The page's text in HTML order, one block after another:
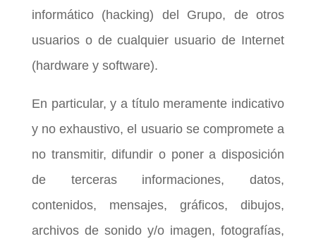
informático (hacking) del Grupo, de otros
usuarios o de cualquier usuario de Internet
(hardware y software).
En particular, y a título meramente indicativo
y no exhaustivo, el usuario se compromete a
no transmitir, difundir o poner a disposición
de terceras informaciones, datos,
contenidos, mensajes, gráficos, dibujos,
archivos de sonido y/o imagen, fotografías,